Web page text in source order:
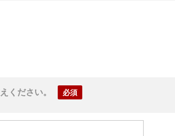
ください。 必須